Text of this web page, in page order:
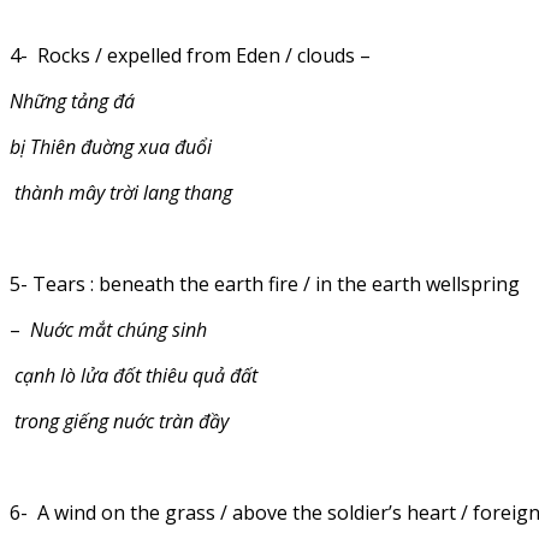
4- Rocks / expelled from Eden / clouds –
Những tảng đá
bị Thiên đuờng xua đuổi
thành mây trời lang thang
5- Tears : beneath the earth fire / in the earth wellspring
– Nuớc mắt chúng sinh
cạnh lò lửa đốt thiêu quả đất
trong giếng nuớc tràn đầy
6- A wind on the grass / above the soldier’s heart /